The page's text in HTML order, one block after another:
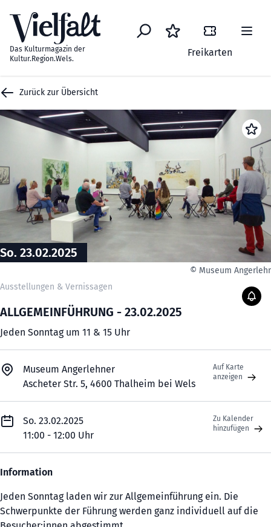
Das Kulturmagazin der
Kultur.Region.Wels.
Freikarten
Zurück zur Übersicht
So. 23.02.2025
© Museum
Ausstellungen & Vernissagen
ALLGEMEINFÜHRUNG - 23.02.2025
Jeden Sonntag um 11 & 15 Uhr
Museum Angerlehner
Ascheter Str. 5, 4600 Thalheim bei Wels
Auf Karte
anzeigen
So. 23.02.2025
11:00 - 12:00 Uhr
Zu Kalender
hinzufügen
Information
Jeden Sonntag laden wir zur Allgemeinführung ein. Die
Schwerpunkte der Führung werden ganz individuell auf die